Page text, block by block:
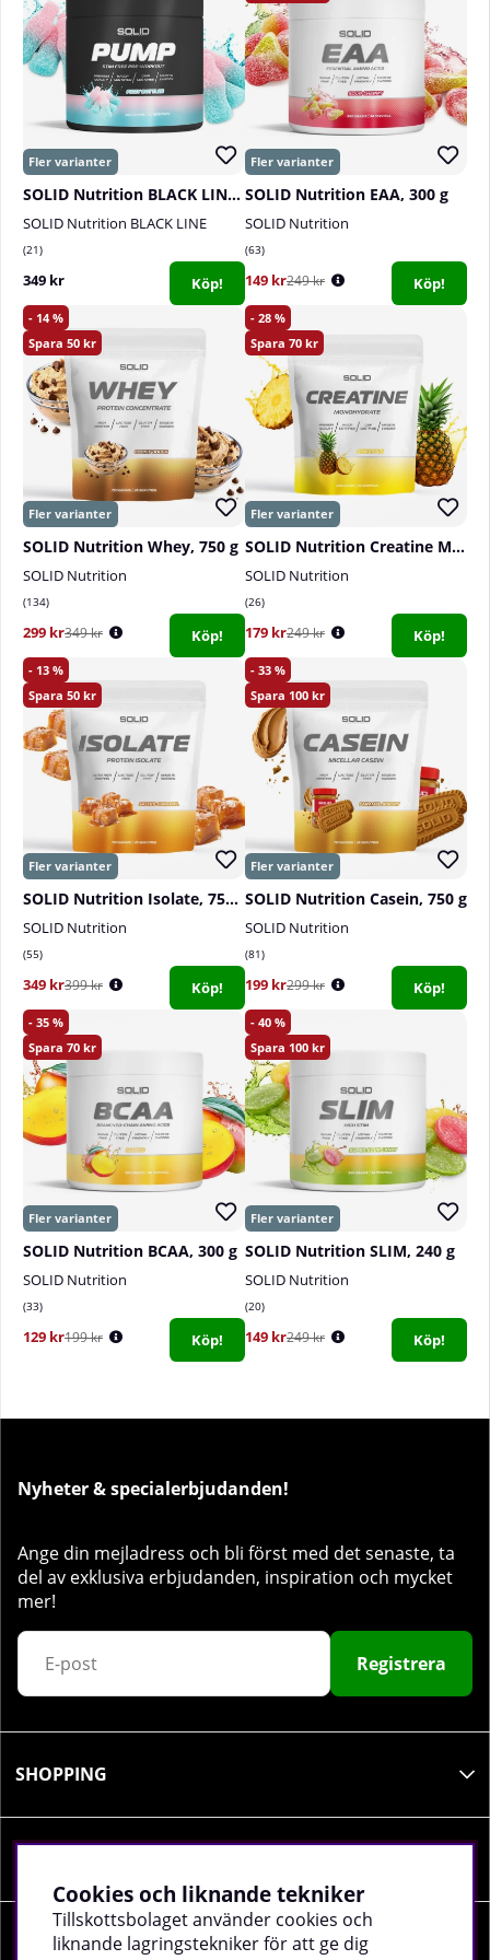
SOLID Nutrition BLACK LINE Pump, 360 g
SOLID Nutrition BLACK LINE
21
349 kr Köp!
SOLID Nutrition EAA, 300 g
SOLID Nutrition
63
149 kr249 kr Köp!
14
50
SOLID Nutrition Whey, 750 g
SOLID Nutrition
134
299 kr349 kr Köp!
28
70
SOLID Nutrition Creatine Monohydrate, 400 g
SOLID Nutrition
26
179 kr249 kr Köp!
13
50
SOLID Nutrition Isolate, 750 g
SOLID Nutrition
55
349 kr399 kr Köp!
33
100
SOLID Nutrition Casein, 750 g
SOLID Nutrition
81
199 kr299 kr Köp!
35
70
SOLID Nutrition BCAA, 300 g
SOLID Nutrition
33
129 kr199 kr Köp!
40
100
SOLID Nutrition SLIM, 240 g
SOLID Nutrition
20
149 kr249 kr Köp!
Nyheter & specialerbjudanden!
Ange din mejladress och bli först med det senaste, ta
del av exklusiva erbjudanden, inspiration och mycket
mer!
Registrera
SHOPPING
SOCIALA MEDIER
Cookies och liknande tekniker
Tillskottsbolaget använder cookies och
liknande lagringstekniker för att ge dig